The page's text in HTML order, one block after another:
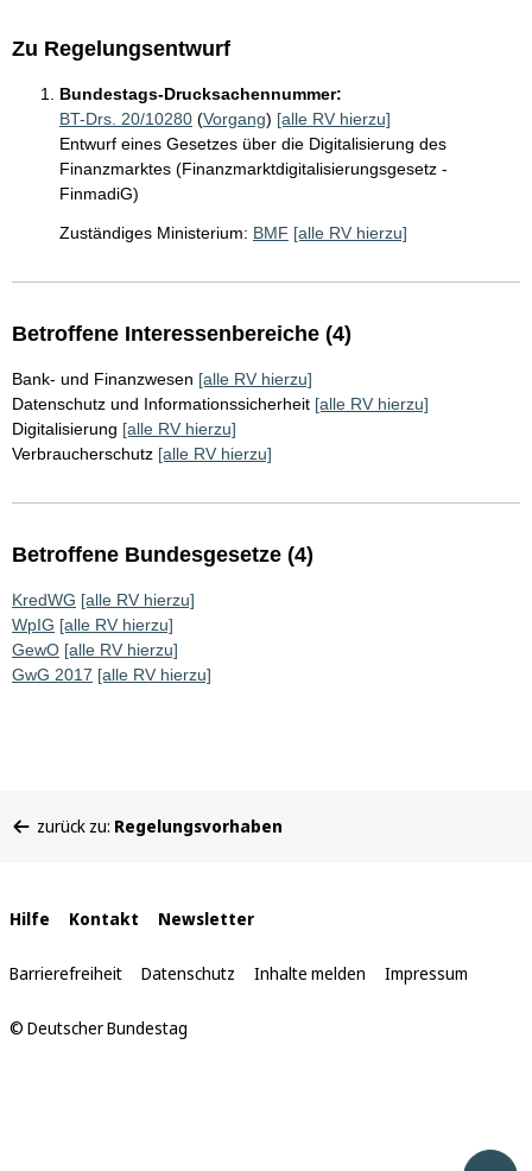
Zu Regelungsentwurf
Bundestags-Drucksachennummer:
BT-Drs. 20/10280 (Vorgang) [alle RV hierzu]
Entwurf eines Gesetzes über die Digitalisierung des
Finanzmarktes (Finanzmarktdigitalisierungsgesetz -
FinmadiG)
Zuständiges Ministerium: BMF [alle RV hierzu]
Betroffene Interessenbereiche (4)
Bank- und Finanzwesen [alle RV hierzu]
Datenschutz und Informationssicherheit [alle RV hierzu]
Digitalisierung [alle RV hierzu]
Verbraucherschutz [alle RV hierzu]
Betroffene Bundesgesetze (4)
KredWG [alle RV hierzu]
WpIG [alle RV hierzu]
GewO [alle RV hierzu]
GwG 2017 [alle RV hierzu]
befinden
zurück zu: Regelungsvorhaben
Interne
Links
Hilfe Kontakt Newsletter
Barrierefreiheit Datenschutz Inhalte melden Impressum
© Deutscher Bundestag